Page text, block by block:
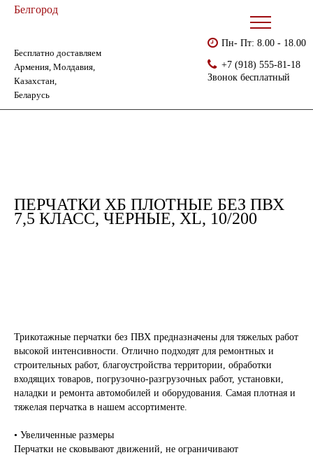
Белгород
Бесплатно доставляем
Армения, Молдавия,
Казахстан,
Беларусь
Пн- Пт: 8.00 - 18.00
+7 (918) 555-81-18
Звонок бесплатный
Каталог
Перчатки хб плотные без ПВХ 7,5 класс, черные, XL, 10/200
ПЕРЧАТКИ ХБ ПЛОТНЫЕ БЕЗ ПВХ
7,5 КЛАСС, ЧЕРНЫЕ, XL, 10/200
Трикотажные перчатки без ПВХ предназначены для тяжелых работ
высокой интенсивности. Отлично подходят для ремонтных и
строительных работ, благоустройства территории, обработки
входящих товаров, погрузочно-разгрузочных работ, установки,
наладки и ремонта автомобилей и оборудования. Самая плотная и
тяжелая перчатка в нашем ассортименте.
• Увеличенные размеры
Перчатки не сковывают движений, не ограничивают